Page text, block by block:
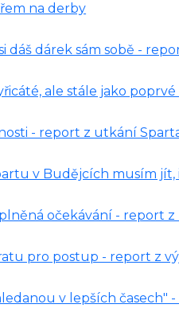
na derby
dáš dárek sám sobě -
ale stále jako
- report z utkání
v Budějcích musím
očekávání - report z
pro postup - report z
v lepších časech"